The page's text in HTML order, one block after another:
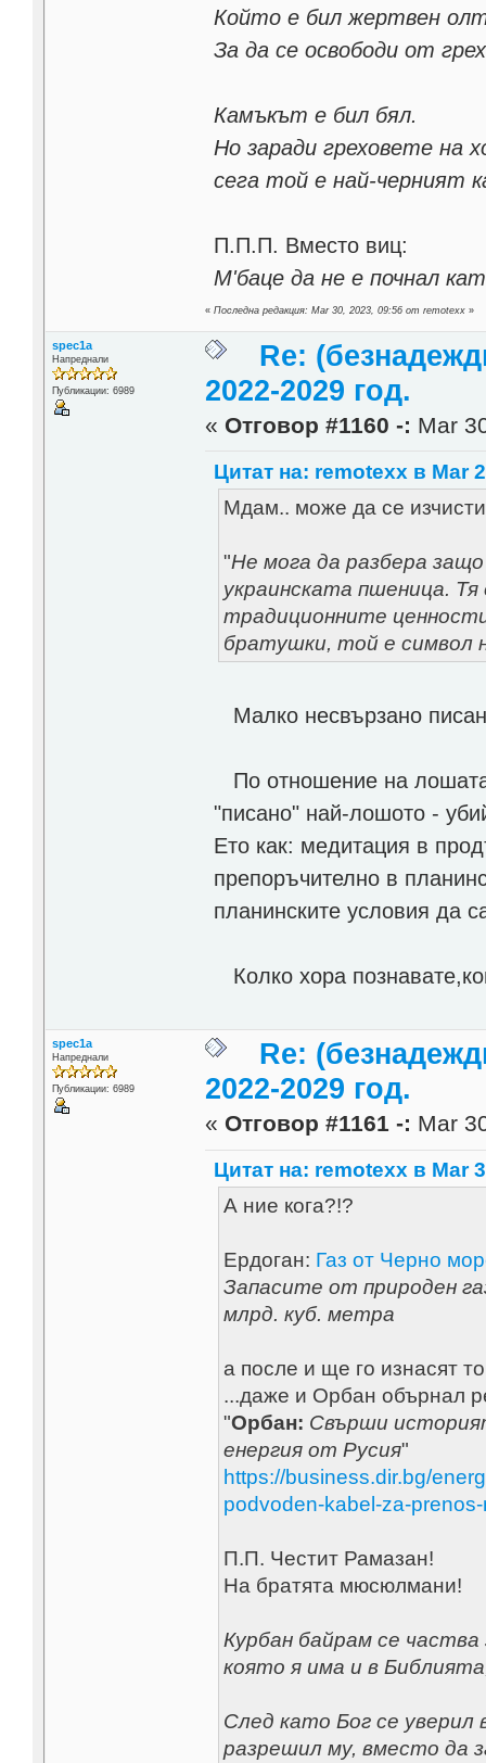
Който е бил жертвен
За да се освободи от
Камъкът е бил бял.
Но заради греховете на
сега той е най-черният
П.П.П. Вместо виц:
М'баце да не е почнал
«Последна редакция: Mar 30, 2023, 09:56 от remotexx »
spec1a
Напреднали
Публикации: 6989
Re:
2022-2029 год.
« Отговор #1160 -: Mar
Цитат на: remotexx в Mar
Мдам.. може да се
"Не мога да разбера
украинската пшеница.
традиционните
братушки, той е символ
Малко несвързано
По отношение на
"писано" най-лошото -
Ето как: медитация в
препоръчително в
планинските условия да
Колко хора
spec1a
Напреднали
Публикации: 6989
Re:
2022-2029 год.
« Отговор #1161 -: Mar
Цитат на: remotexx в Mar
А ние кога?!?
Ердоган: Газ от Черно
Запасите от природен
млрд. куб. метра
а после и ще го изнасят
...даже и Орбан обърнал
"Орбан: Свърши
енергия от Русия"
https://business.dir.bg/
podvoden-kabel-za-
П.П. Честит Рамазан!
На братята мюсюлмани!
Курбан байрам се
която я има и в
След като Бог се уверил
разрешил му, вместо да